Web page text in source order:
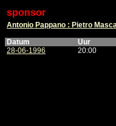
sponsor
Antonio Pappano : Pietro
Datum
Uur
28-06-1996
20:00